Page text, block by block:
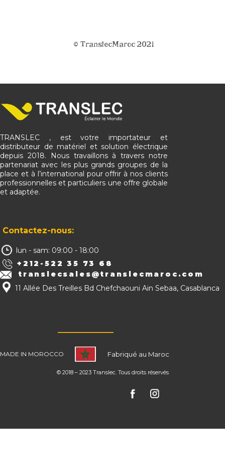
© TranslecMaroc 2021
Contactez-nous:
lun - sam: 09:00 - 18:00
+212-522 35 73 68
translecsales@translecmaroc.com
11 Allée Des Treilles Bd Chefchaouni Ain Sebaa, Casablanca
TRANSLEC , est votre importateur et
distributeur de matériel et solution électrique
depuis 2018. Nous travaillons à travers notre
partenariat avec les plus grands groupes de la
place et à l’international pour offrir à nos clients
professionnelles et particuliers une offre globale
et adaptée.
Fabriqué au Maroc
MADE IN MOROC​​CO
© 2018 – 2023 Translec. Tous droits réservés